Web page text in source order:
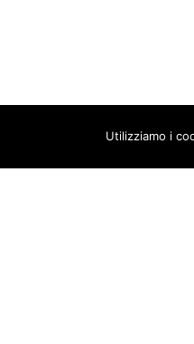
This
Utilizziamo i